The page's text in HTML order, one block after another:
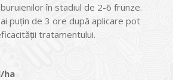
în stadiul de 2-6 frunze.
puţin de 3 ore după aplicare pot
tratamentului.
ha